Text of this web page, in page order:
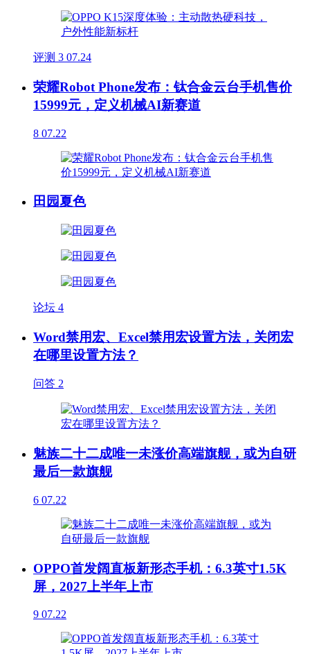
评测 3 07.24
荣耀Robot Phone发布：钛合金云台手机售价
15999元，定义机械AI新赛道
8 07.22
田园夏色
论坛 4
Word禁用宏、Excel禁用宏设置方法，关闭宏
在哪里设置方法？
问答 2
魅族二十二成唯一未涨价高端旗舰，或为自研
最后一款旗舰
6 07.22
OPPO首发阔直板新形态手机：6.3英寸1.5K
屏，2027上半年上市
9 07.22